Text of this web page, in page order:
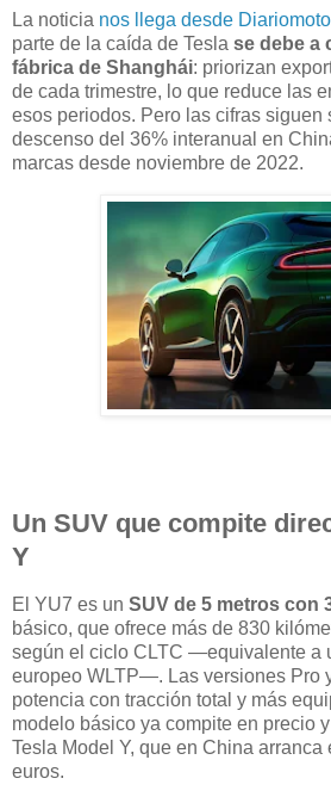
La noticia nos llega desde
parte de la caída de Tesla se debe a
fábrica de Shanghái: priorizan
de cada trimestre, lo que reduce las
esos periodos. Pero las cifras siguen
descenso del 36% interanual en
marcas desde noviembre de 2022.
Un SUV que compite
Y
El YU7 es un SUV de 5 metros con
básico, que ofrece más de 830
según el ciclo CLTC —equivalente a
europeo WLTP—. Las versiones Pro
potencia con tracción total y más
modelo básico ya compite en precio
Tesla Model Y, que en China arranca
euros.